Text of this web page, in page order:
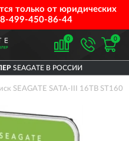
только от юридических
8-499-450-86-44
0 0
SEAGATE В РОССИИ
SEAGATE SATA-III 16TB